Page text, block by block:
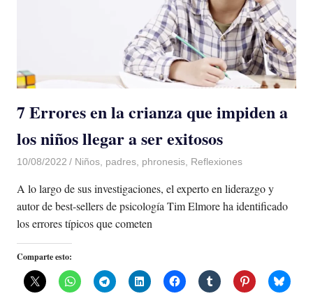
7 Errores en la crianza que impiden a
los niños llegar a ser exitosos
10/08/2022 De todo un Poco
Niños, padres, phronesis, Reflexiones
A lo largo de sus investigaciones, el experto en liderazgo y
autor de best-sellers de psicología Tim Elmore ha identificado
los errores típicos que cometen
Comparte esto: